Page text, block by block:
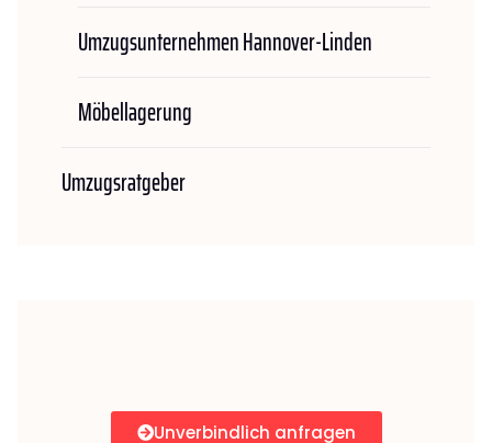
Umzugsunternehmen Hannover-Linden
Möbellagerung
Umzugsratgeber
Unverbindlich anfragen